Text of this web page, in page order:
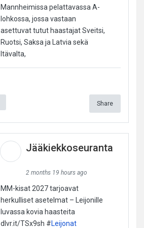
Mannheimissa pelattavassa A-
lohkossa, jossa vastaan
asettuvat tutut haastajat Sveitsi,
Ruotsi, Saksa ja Latvia sekä
Itävalta,
Share
Jääkiekkoseuranta
2 months 19 hours ago
MM-kisat 2027 tarjoavat
herkulliset asetelmat – Leijonille
luvassa kovia haasteita
dlvr.it/TSx9sh #Leijonat